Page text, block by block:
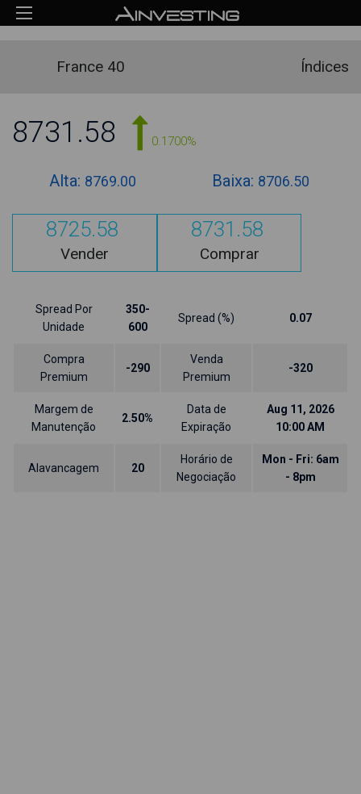
France 40 Índices
8731.58 0.1700%
Alta: 8769.00 Baixa: 8706.50
8725.58
Vender
8731.58
Comprar
Spread Por
Unidade
350-
600
Spread (%) 0.07
Compra
Premium
-290
Venda
Premium
-320
Margem de
Manutenção
2.50%
Data de
Expiração
Aug 11, 2026
10:00 AM
Alavancagem 20
Horário de
Negociação
Mon - Fri: 6am
- 8pm